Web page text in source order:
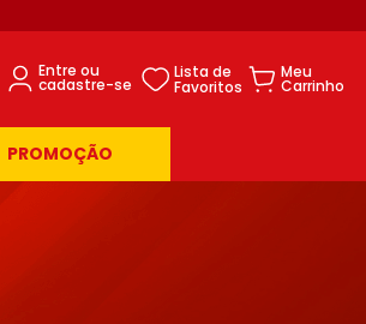
PROMOÇÃO